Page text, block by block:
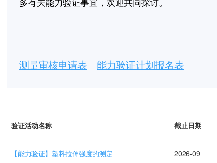
多有关能力验证事宜，欢迎共同探讨。
测量审核申请表 能力验证计划报名表
验证活动名称 截止日期
【能力验证】塑料拉伸强度的测定 2026-09